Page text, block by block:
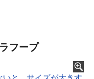
フープ